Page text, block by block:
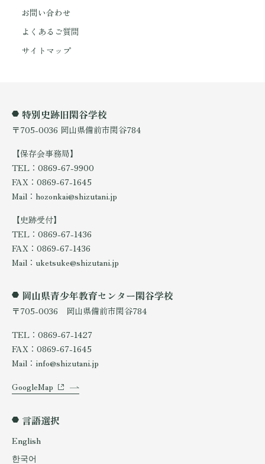
お問い合わせ
よくあるご質問
サイトマップ
特別史跡旧閑谷学校
〒705-0036 岡山県備前市閑谷784
【保存会事務局】
TEL：0869-67-9900
FAX：0869-67-1645
Mail：hozonkai@shizutani.jp
【史跡受付】
TEL：0869-67-1436
FAX：0869-67-1436
Mail：uketsuke@shizutani.jp
岡山県青少年教育センター閑谷学校
〒705-0036 岡山県備前市閑谷784
TEL：0869-67-1427
FAX：0869-67-1645
Mail：info@shizutani.jp
GoogleMap
言語選択
English
한국어